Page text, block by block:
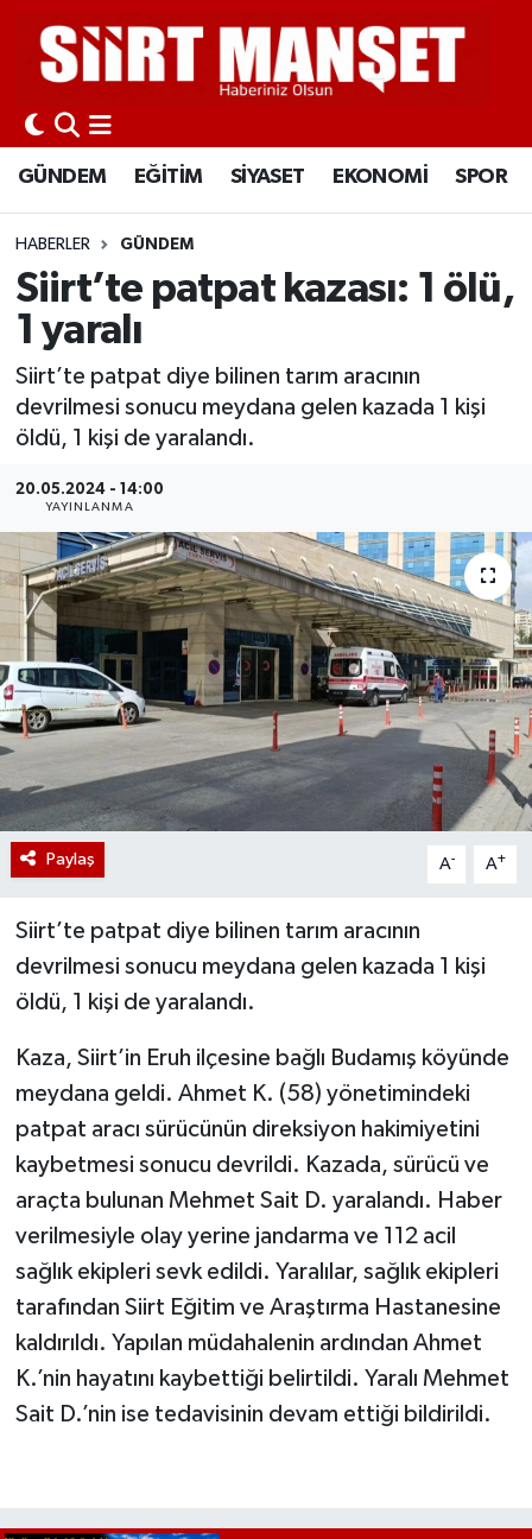
GÜNDEM EĞİTİM SİYASET EKONOMİ SPOR
HABERLER GÜNDEM
Siirt’te patpat kazası: 1 ölü,
1 yaralı
Siirt’te patpat diye bilinen tarım aracının
devrilmesi sonucu meydana gelen kazada 1 kişi
öldü, 1 kişi de yaralandı.
20.05.2024 - 14:00
YAYINLANMA
Paylaş A- A+
Siirt’te patpat diye bilinen tarım aracının
devrilmesi sonucu meydana gelen kazada 1 kişi
öldü, 1 kişi de yaralandı.
Kaza, Siirt’in Eruh ilçesine bağlı Budamış köyünde
meydana geldi. Ahmet K. (58) yönetimindeki
patpat aracı sürücünün direksiyon hakimiyetini
kaybetmesi sonucu devrildi. Kazada, sürücü ve
araçta bulunan Mehmet Sait D. yaralandı. Haber
verilmesiyle olay yerine jandarma ve 112 acil
sağlık ekipleri sevk edildi. Yaralılar, sağlık ekipleri
tarafından Siirt Eğitim ve Araştırma Hastanesine
kaldırıldı. Yapılan müdahalenin ardından Ahmet
K.’nin hayatını kaybettiği belirtildi. Yaralı Mehmet
Sait D.’nin ise tedavisinin devam ettiği bildirildi.
GÜNDEM
EĞİTİM
SİYASET
EKONOMİ
SPOR
İLÇELER
KÜLTÜR-SANAT
SAĞLIK-YAŞAM
Siirt Nöbetçi Eczaneler
Siirt Hava Durumu
Siirt Namaz Vakitleri
Siirt Trafik Yoğunluk Haritası
Süper Lig Puan Durumu ve Fikstür
Tüm Manşetler
Son Dakika Haberleri
Haber Arşivi